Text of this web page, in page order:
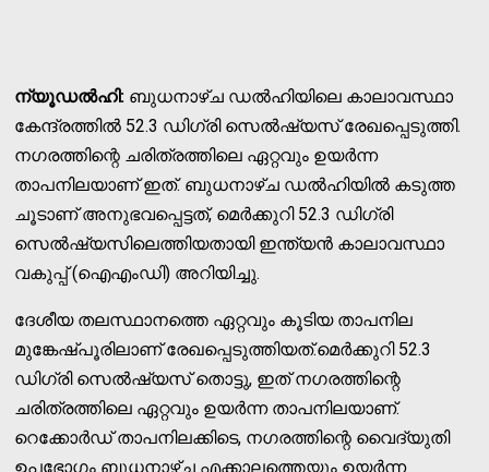
ന്യൂഡല്‍ഹി: ബുധനാഴ്ച ഡല്‍ഹിയിലെ കാലാവസ്ഥാ
കേന്ദ്രത്തില്‍ 52.3 ഡിഗ്രി സെല്‍ഷ്യസ് രേഖപ്പെടുത്തി.
നഗരത്തിന്റെ ചരിത്രത്തിലെ ഏറ്റവും ഉയര്‍ന്ന
താപനിലയാണ് ഇത്. ബുധനാഴ്ച ഡല്‍ഹിയില്‍ കടുത്ത
ചൂടാണ് അനുഭവപ്പെട്ടത്, മെര്‍ക്കുറി 52.3 ഡിഗ്രി
സെല്‍ഷ്യസിലെത്തിയതായി ഇന്ത്യന്‍ കാലാവസ്ഥാ
വകുപ്പ് (ഐഎംഡി) അറിയിച്ചു.
ദേശീയ തലസ്ഥാനത്തെ ഏറ്റവും കൂടിയ താപനില
മുങ്കേഷ്പൂരിലാണ് രേഖപ്പെടുത്തിയത്.മെര്‍ക്കുറി 52.3
ഡിഗ്രി സെല്‍ഷ്യസ് തൊട്ടു, ഇത് നഗരത്തിന്റെ
ചരിത്രത്തിലെ ഏറ്റവും ഉയര്‍ന്ന താപനിലയാണ്.
റെക്കോര്‍ഡ് താപനിലക്കിടെ, നഗരത്തിന്റെ വൈദ്യുതി
ഉപഭോഗം ബുധനാഴ്ച എക്കാലത്തെയും ഉയര്‍ന്ന